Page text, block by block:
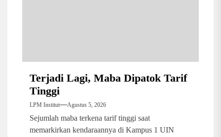
Terjadi Lagi, Maba Dipatok Tarif
Tinggi
LPM Institut Agustus 5, 2026
Sejumlah maba terkena tarif tinggi saat
memarkirkan kendaraannya di Kampus 1 UIN